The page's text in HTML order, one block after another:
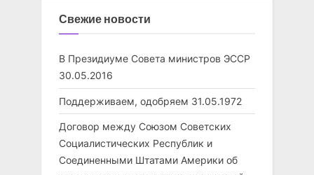
Свежие новости
В Президиуме Совета министров ЭССР
30.05.2016
Поддерживаем, одобряем 31.05.1972
Договор между Союзом Советских
Социалистических Республик и
Соединенными Штатами Америки об